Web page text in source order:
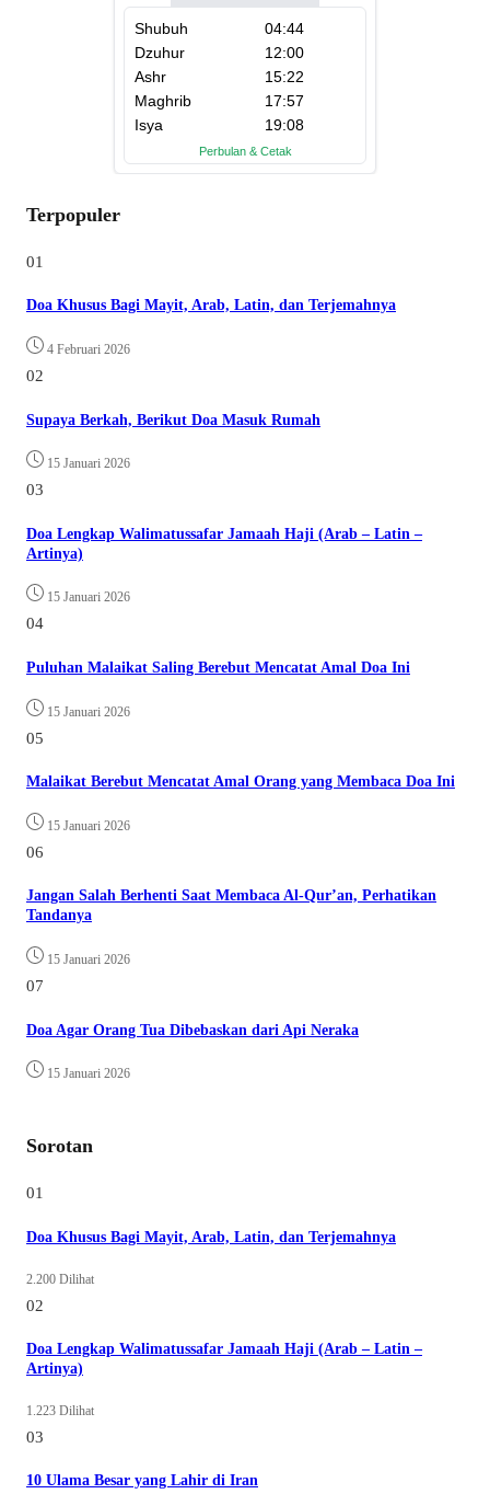
Terpopuler
01
Doa Khusus Bagi Mayit, Arab, Latin, dan Terjemahnya
4 Februari 2026
02
Supaya Berkah, Berikut Doa Masuk Rumah
15 Januari 2026
03
Doa Lengkap Walimatussafar Jamaah Haji (Arab – Latin –
Artinya)
15 Januari 2026
04
Puluhan Malaikat Saling Berebut Mencatat Amal Doa Ini
15 Januari 2026
05
Malaikat Berebut Mencatat Amal Orang yang Membaca Doa Ini
15 Januari 2026
06
Jangan Salah Berhenti Saat Membaca Al-Qur’an, Perhatikan
Tandanya
15 Januari 2026
07
Doa Agar Orang Tua Dibebaskan dari Api Neraka
15 Januari 2026
Sorotan
01
Doa Khusus Bagi Mayit, Arab, Latin, dan Terjemahnya
2.200 Dilihat
02
Doa Lengkap Walimatussafar Jamaah Haji (Arab – Latin –
Artinya)
1.223 Dilihat
03
10 Ulama Besar yang Lahir di Iran